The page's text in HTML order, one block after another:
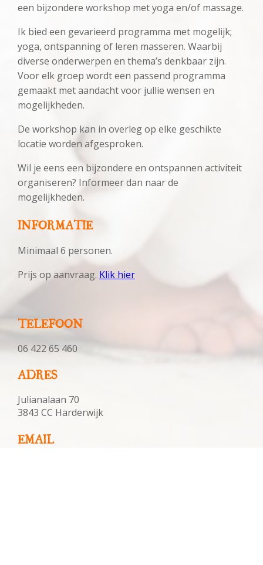
een bijzondere workshop met yoga en/of massage.
Ik bied een gevarieerd programma met mogelijk;
yoga, ontspanning of leren masseren. Waarbij
diverse onderwerpen en thema’s denkbaar zijn.
Voor elk groep wordt een passend programma
gemaakt met aandacht voor jullie wensen en
mogelijkheden.
De workshop kan in overleg op elke geschikte
locatie worden afgesproken.
Wil je eens een bijzondere en ontspannen activiteit
organiseren? Informeer dan naar de
mogelijkheden.
INFORMATIE
Minimaal 6 personen.
Prijs op aanvraag. Klik hier
TELEFOON
06 422 65 460
ADRES
Julianalaan 70
3843 CC Harderwijk
EMAIL